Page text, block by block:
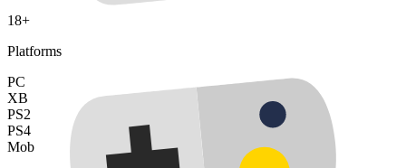
18+
Platforms
PC
XB
PS2
PS4
Mob